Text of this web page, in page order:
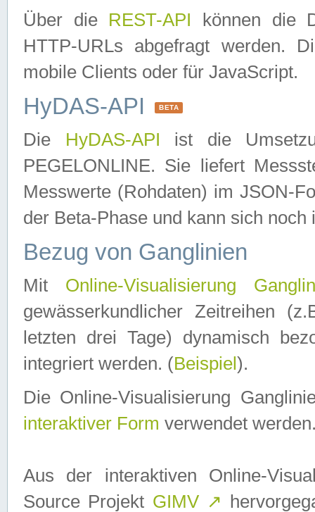
Über die REST-API können die
HTTP-URLs abgefragt werden.
mobile Clients oder für JavaScript.
HyDAS-API BETA
Die HyDAS-API ist die
PEGELONLINE. Sie liefert
Messwerte (Rohdaten) im JSON-
der Beta-Phase und kann sich noch
Bezug von Ganglinien
Mit Online-Visualisierung
gewässerkundlicher Zeitreihen
letzten drei Tage) dynamisch
integriert werden. (Beispiel ).
Die Online-Visualisierung
interaktiver Form verwendet
Aus der interaktiven Online-
Source Projekt GIMV ↗